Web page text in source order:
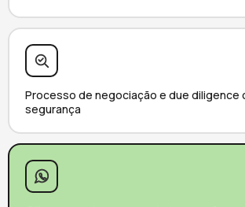
Processo de negociação e due diligence
segurança